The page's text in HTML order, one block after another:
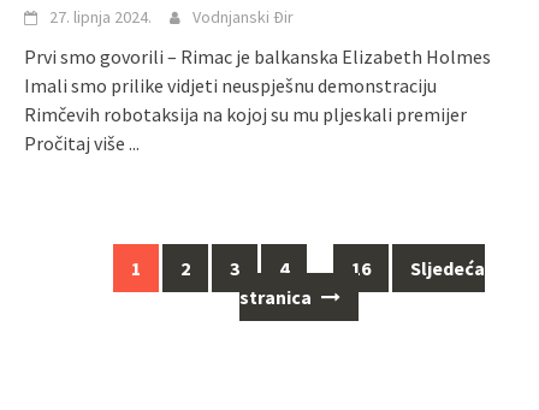
27. lipnja 2024. Vodnjanski Đir
Prvi smo govorili – Rimac je balkanska Elizabeth Holmes
Imali smo prilike vidjeti neuspješnu demonstraciju
Rimčevih robotaksija na kojoj su mu pljeskali premijer
Pročitaj više ...
1 2 3 4 … 16
Sljedeća
stranica